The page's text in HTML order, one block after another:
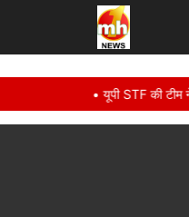
• यूपी STF की टीम ने